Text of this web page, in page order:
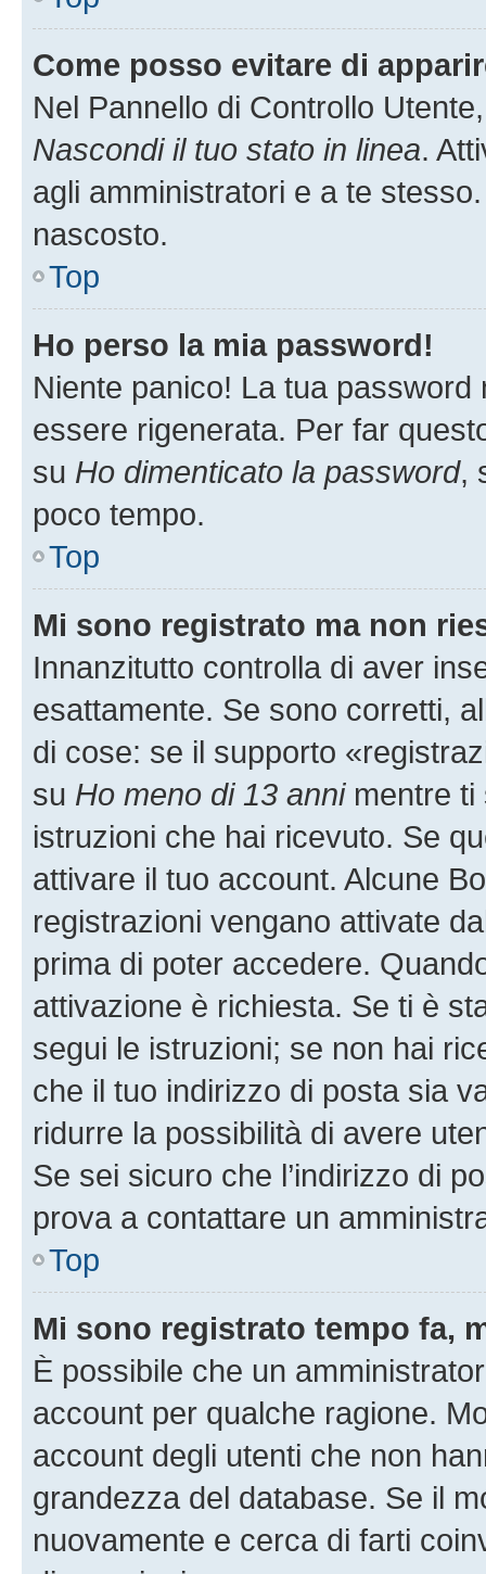
Come posso evitare di
Nel Pannello di Controllo
Nascondi il tuo stato in linea.
agli amministratori e a te
nascosto.
Top
Ho perso la mia password!
Niente panico! La tua
essere rigenerata. Per far
su Ho dimenticato la password,
poco tempo.
Top
Mi sono registrato ma non
Innanzitutto controlla di aver
esattamente. Se sono corretti,
di cose: se il supporto
su Ho meno di 13 annimentre ti
istruzioni che hai ricevuto. Se
attivare il tuo account. Alcune
registrazioni vengano attivate
prima di poter accedere.
attivazione è richiesta. Se ti è
segui le istruzioni; se non hai
che il tuo indirizzo di posta sia
ridurre la possibilità di avere
Se sei sicuro che l’indirizzo di
prova a contattare un
Top
Mi sono registrato tempo fa,
È possibile che un
account per qualche ragione.
account degli utenti che non
grandezza del database. Se il
nuovamente e cerca di farti